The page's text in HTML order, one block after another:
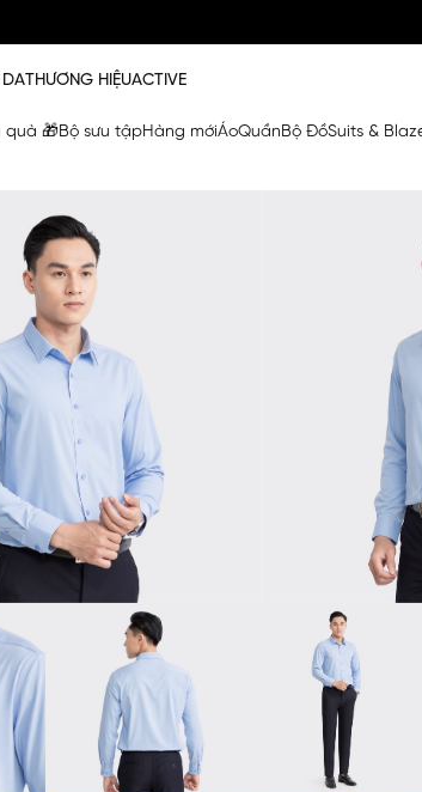
THƯƠNG HIỆUACTIVE
quà 🎁Bộ sưu tậpHàng mớiÁoQuầnBộ ĐồSuits &